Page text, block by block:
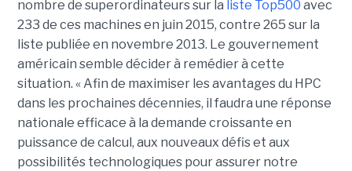
nombre de superordinateurs sur la liste Top500 avec
233 de ces machines en juin 2015, contre 265 sur la
liste publiée en novembre 2013. Le gouvernement
américain semble décider à remédier à cette
situation. « Afin de maximiser les avantages du HPC
dans les prochaines décennies, il faudra une réponse
nationale efficace à la demande croissante en
puissance de calcul, aux nouveaux défis et aux
possibilités technologiques pour assurer notre